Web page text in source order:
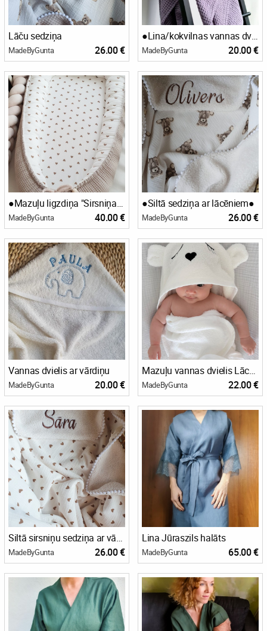
Lāču sedziņa
MadeByGunta 26.00 €
●Lina/kokvilnas vannas dvieļi●
MadeByGunta 20.00 €
●Mazuļu ligzdiņa "Sirsniņas"●
MadeByGunta 40.00 €
●Siltā sedziņa ar lācēniem●
MadeByGunta 26.00 €
Vannas dvielis ar vārdiņu
MadeByGunta 20.00 €
Mazuļu vannas dvielis Lācēns
MadeByGunta 22.00 €
Siltā sirsniņu sedziņa ar vārdu
MadeByGunta 26.00 €
Lina Jūraszils halāts
MadeByGunta 65.00 €